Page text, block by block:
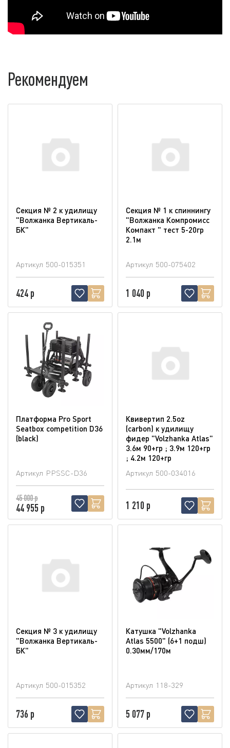
Рекомендуем
Секция № 2 к удилищу
"Волжанка Вертикаль-
БК"
Артикул 500-015351
424 р
Секция № 1 к спиннингу
"Волжанка Компромисс
Компакт " тест 5-20гр
2.1м
Артикул 500-075402
1 040 р
Платформа Pro Sport
Seatbox competition D36
(blaсk)
Артикул PPSSC-D36
45 000 р
44 955 р
Квивертип 2.5oz
(carbon) к удилищу
фидер "Volzhanka Atlas"
3.6м 90+гр ; 3.9м 120+гр
; 4.2м 120+гр
Артикул 500-034016
1 210 р
Секция № 3 к удилищу
"Волжанка Вертикаль-
БК"
Артикул 500-015352
736 р
Катушка "Volzhanka
Atlas 5500" (6+1 подш)
0.30мм/170м
Артикул 118-329
5 077 р